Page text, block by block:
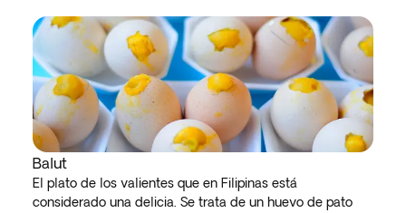
Balut
El plato de los valientes que en Filipinas está
considerado una delicia. Se trata de un huevo de pato